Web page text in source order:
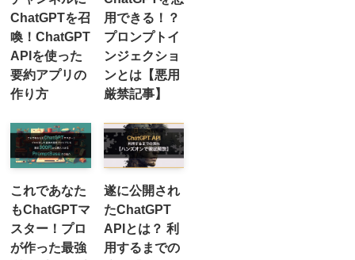
ChatGPTを召
喚！ChatGPT
APIを使った
要約アプリの
作り方
用できる！？
プロンプトイ
ンジェクショ
ンとは【悪用
厳禁記事】
これであなた
もChatGPTマ
スター！プロ
が作った最強
遂に公開され
たChatGPT
APIとは？ 利
用するまでの